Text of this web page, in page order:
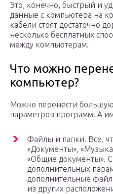
Это, конечно, быстрый и
данные с компьютера на
кабели стоят достаточно
несколько бесплатных
между компьютерам.
Что можно
компьютер?
Можно перенести
параметров программ. А
Файлы и папки. Все,
«Документы»,
«Общие документы».
дополнительных
дополнительные
из других